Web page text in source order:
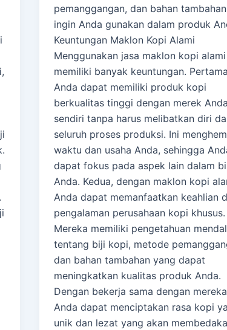
pemanggangan, dan bahan
ingin Anda gunakan dalam produk
Keuntungan Maklon Kopi Alami
Menggunakan jasa maklon kopi alami
memiliki banyak keuntungan.
Anda dapat memiliki produk kopi
berkualitas tinggi dengan merek Anda
sendiri tanpa harus melibatkan diri
seluruh proses produksi. Ini
waktu dan usaha Anda, sehingga
dapat fokus pada aspek lain dalam
Anda. Kedua, dengan maklon kopi
Anda dapat memanfaatkan keahlian
pengalaman perusahaan kopi khusus.
Mereka memiliki pengetahuan
tentang biji kopi, metode
dan bahan tambahan yang dapat
meningkatkan kualitas produk Anda.
Dengan bekerja sama dengan
Anda dapat menciptakan rasa kopi
unik dan lezat yang akan